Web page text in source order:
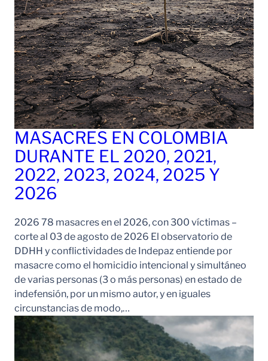
MASACRES EN COLOMBIA
DURANTE EL 2020, 2021,
2022, 2023, 2024, 2025 Y
2026
2026 78 masacres en el 2026, con 300 víctimas –
corte al 03 de agosto de 2026 El observatorio de
DDHH y conflictividades de Indepaz entiende por
masacre como el homicidio intencional y simultáneo
de varias personas (3 o más personas) en estado de
indefensión, por un mismo autor, y en iguales
circunstancias de modo,…